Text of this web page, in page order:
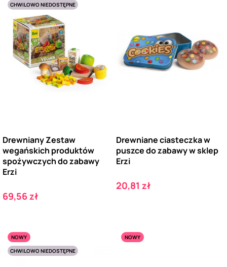
CHWILOWO NIEDOSTĘPNE
Drewniany Zestaw
wegańskich produktów
spożywczych do zabawy
Erzi
Cena
69,56 zł
Drewniane ciasteczka w
puszce do zabawy w sklep
Erzi
Cena
20,81 zł
NOWY
CHWILOWO NIEDOSTĘPNE
NOWY